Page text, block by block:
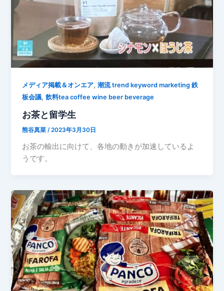
メディア掲載＆オンエア,潮流 trend keyword marketing 鉄
板会議,飲料tea coffee wine beer beverage
お茶と留学生
熊谷真菜 /2023年3月30日
お茶の輸出に向けて、各地の動きが加速しているよ
うです。